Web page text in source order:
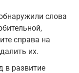
слова
справа на
их.
в развитие